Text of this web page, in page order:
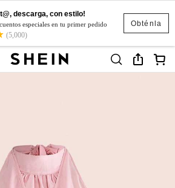
Obténla
descarga, con estilo!
especiales en tu primer pedido
(5,000)